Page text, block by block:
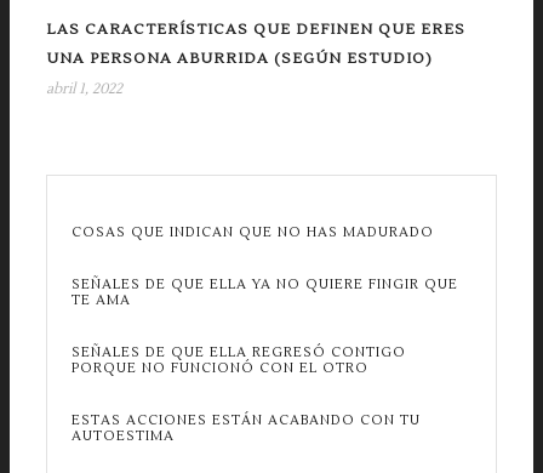
LAS CARACTERÍSTICAS QUE DEFINEN QUE ERES
UNA PERSONA ABURRIDA (SEGÚN ESTUDIO)
abril 1, 2022
COSAS QUE INDICAN QUE NO HAS MADURADO
SEÑALES DE QUE ELLA YA NO QUIERE FINGIR QUE
TE AMA
SEÑALES DE QUE ELLA REGRESÓ CONTIGO
PORQUE NO FUNCIONÓ CON EL OTRO
ESTAS ACCIONES ESTÁN ACABANDO CON TU
AUTOESTIMA